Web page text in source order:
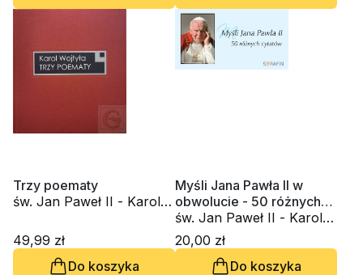
Trzy poematy
św. Jan Paweł II - Karol
49,99 zł
Do koszyka
Myśli Jana Pawła II w
obwolucie - 50 różnych
cytatów - wydanie
błękitne
św. Jan Paweł II - Karol
Wojtyła
20,00 zł
Do koszyka